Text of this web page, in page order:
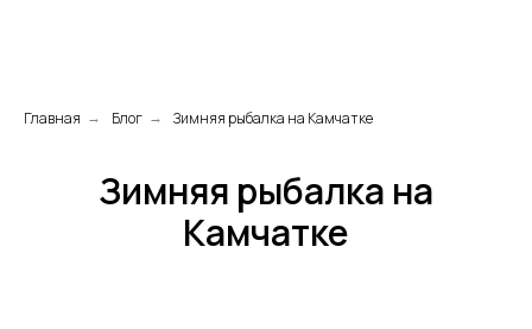
Главная → Блог → Зимняя рыбалка на Камчатке
Зимняя рыбалка на
Камчатке